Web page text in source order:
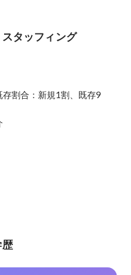
タッフィング
存割合：新規1割、既存9